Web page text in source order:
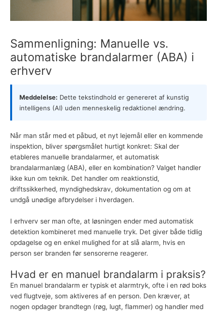
Sammenligning: Manuelle vs.
automatiske brandalarmer (ABA) i
erhverv
Meddelelse: Dette tekstindhold er genereret af kunstig
intelligens (AI) uden menneskelig redaktionel ændring.
Når man står med et påbud, et nyt lejemål eller en kommende
inspektion, bliver spørgsmålet hurtigt konkret: Skal der
etableres manuelle brandalarmer, etautomatisk
brandalarmanlæg (ABA), eller en kombination? Valget handler
ikke kun om teknik. Det handler om reaktionstid,
driftssikkerhed, myndighedskrav, dokumentation og om at
undgå unødige afbrydelser i hverdagen.
I erhverv ser man ofte, at løsningen ender med automatisk
detektion kombineret med manuelle tryk. Det giver både tidlig
opdagelse og en enkel mulighed for at slå alarm, hvis en
person ser branden før sensorerne reagerer.
Hvad er en manuel brandalarm i praksis?
En manuel brandalarm er typisk et alarmtryk, ofte i en rød boks
ved flugtveje, som aktiveres af en person. Den kræver, at
nogen opdager brandtegn (røg, lugt, flammer) og handler med